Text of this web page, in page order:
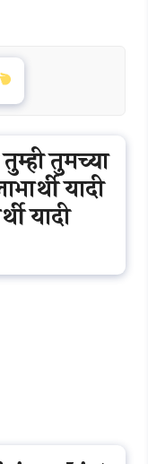
तुमच्या
यादी
यादी